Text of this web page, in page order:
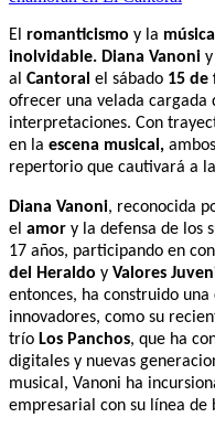
El romanticismo y la música
inolvidable. Diana Vanoni y
al Cantoral el sábado 15 de
ofrecer una velada cargada
interpretaciones. Con
en la escena musical,
repertorio que cautivará a
Diana Vanoni, reconocida
el amor y la defensa de los
17 años, participando en
del Heraldo y Valores
entonces, ha construido
innovadores, como su
trío Los Panchos, que ha
digitales y nuevas
musical, Vanoni ha
empresarial con su línea de